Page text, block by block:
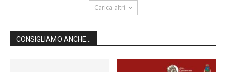
Carica altri
CONSIGLIAMO ANCHE...